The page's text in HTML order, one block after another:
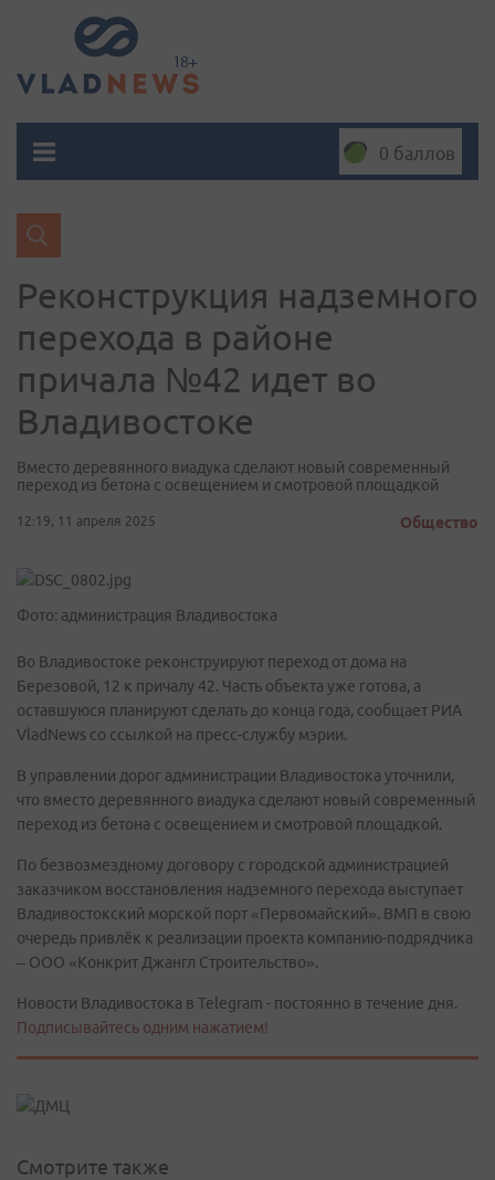
0 баллов
Реконструкция надземного
перехода в районе
причала №42 идет во
Владивостоке
Вместо деревянного виадука сделают новый современный
переход из бетона с освещением и смотровой площадкой
12:19, 11 апреля 2025 Общество
Фото: администрация Владивостока
Во Владивостоке реконструируют переход от дома на
Березовой, 12 к причалу 42. Часть объекта уже готова, а
оставшуюся планируют сделать до конца года, сообщает РИА
VladNews со ссылкой на пресс-службу мэрии.
В управлении дорог администрации Владивостока уточнили,
что вместо деревянного виадука сделают новый современный
переход из бетона с освещением и смотровой площадкой.
По безвозмездному договору с городской администрацией
заказчиком восстановления надземного перехода выступает
Владивостокский морской порт «Первомайский». ВМП в свою
очередь привлёк к реализации проекта компанию-подрядчика
– ООО «Конкрит Джангл Строительство».
Новости Владивостока в Telegram - постоянно в течение дня.
Подписывайтесь одним нажатием!
Смотрите также